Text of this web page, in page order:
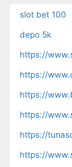
slot bet 100
depo 5k
https://
https://
https://
https://
https://
https://